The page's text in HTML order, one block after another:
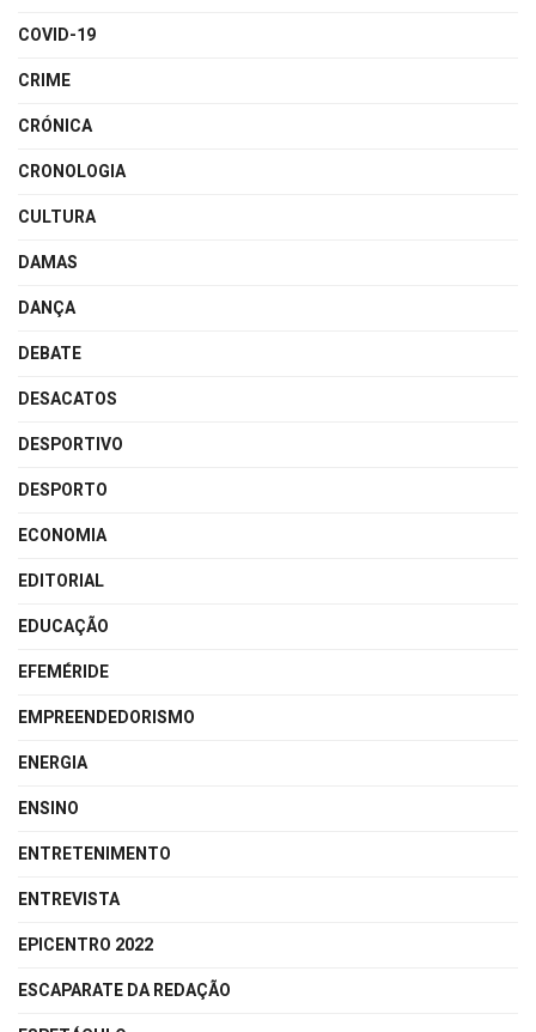
COVID-19
CRIME
CRÓNICA
CRONOLOGIA
CULTURA
DAMAS
DANÇA
DEBATE
DESACATOS
DESPORTIVO
DESPORTO
ECONOMIA
EDITORIAL
EDUCAÇÃO
EFEMÉRIDE
EMPREENDEDORISMO
ENERGIA
ENSINO
ENTRETENIMENTO
ENTREVISTA
EPICENTRO 2022
ESCAPARATE DA REDAÇÃO